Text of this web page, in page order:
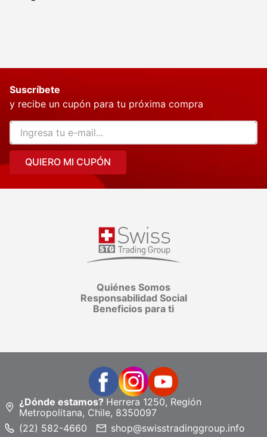
Suscríbete
y recibe un cupón para tu próxima compra
QUIERO MI CUPÓN
Quiénes Somos
Responsabilidad Social
Beneficios para ti
¿Dónde estamos? Herrera 1250, Región
Metropolitana, Chile, 8350097
(22) 582-4660
shop@swisstradinggroup.info